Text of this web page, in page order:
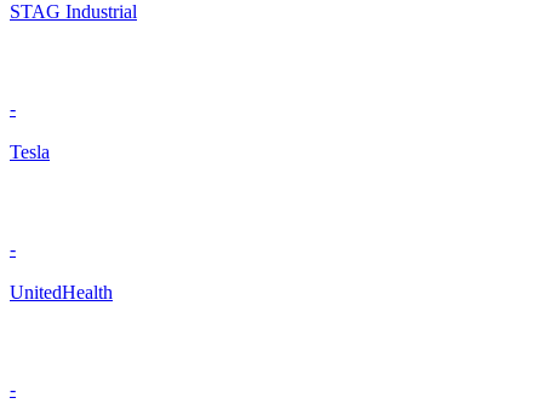
STAG Industrial
-
Tesla
-
UnitedHealth
-